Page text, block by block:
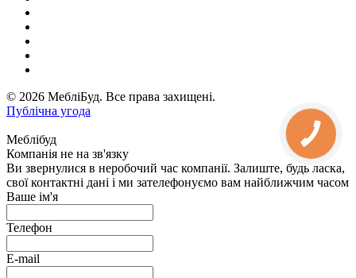
© 2026 МебліБуд. Все права захищені.
Публічна угода
Меблібуд
Компанія не на зв'язку
Ви звернулися в неробочий час компанії. Залиште, будь ласка,
свої контактні дані і ми зателефонуємо вам найближчим часом
Ваше ім'я
Телефон
E-mail